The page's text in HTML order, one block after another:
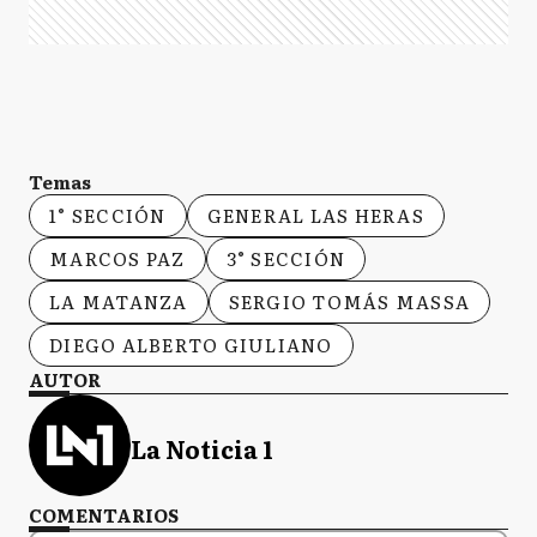
Temas
1° SECCIÓN
GENERAL LAS HERAS
MARCOS PAZ
3° SECCIÓN
LA MATANZA
SERGIO TOMÁS MASSA
DIEGO ALBERTO GIULIANO
AUTOR
La Noticia 1
COMENTARIOS